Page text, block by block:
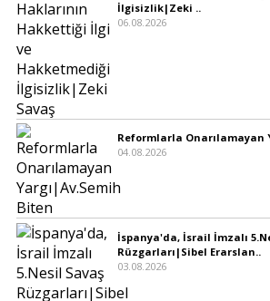
İlgisizlik|Zeki ..
06.08.2026
Reformlarla Onarılamayan
04.08.2026
İspanya'da, İsrail İmzalı
Rüzgarları|Sibel Erarslan..
03.08.2026